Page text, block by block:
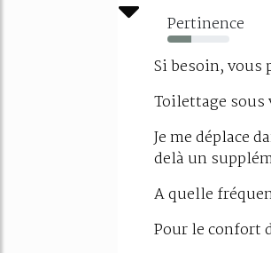
Pertinence
39%
Si besoin, vous
Toilettage sous
Je me déplace
delà un
A quelle
Pour le confort